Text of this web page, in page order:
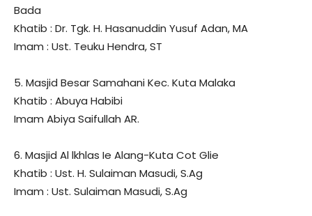
Bada
Khatib : Dr. Tgk. H. Hasanuddin Yusuf Adan, MA
Imam : Ust. Teuku Hendra, ST
5. Masjid Besar Samahani Kec. Kuta Malaka
Khatib : Abuya Habibi
Imam Abiya Saifullah AR.
6. Masjid Al lkhlas Ie Alang-Kuta Cot Glie
Khatib : Ust. H. Sulaiman Masudi, S.Ag
Imam : Ust. Sulaiman Masudi, S.Ag